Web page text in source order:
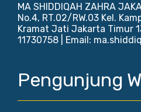
MA SHIDDIQAH ZAHRA
No.4, RT.02/RW.03 Kel.
Kramat Jati Jakarta Timur
11730758 | Email:
Pengunjung